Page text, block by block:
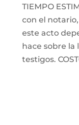
TIEMPO
con el
este acto
hace sobre
testigos.